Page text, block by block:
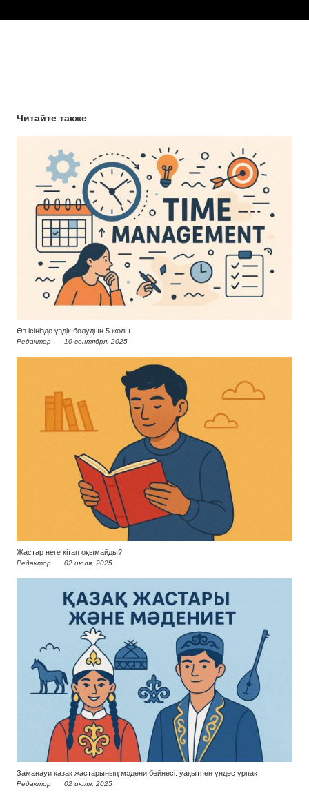
Читайте также
Өз ісіңізде үздік болудың 5 жолы
Редактор 10 сентября, 2025
Жастар неге кітап оқымайды?
Редактор 02 июля, 2025
Заманауи қазақ жастарының мәдени бейнесі: уақытпен үндес ұрпақ
Редактор 02 июля, 2025